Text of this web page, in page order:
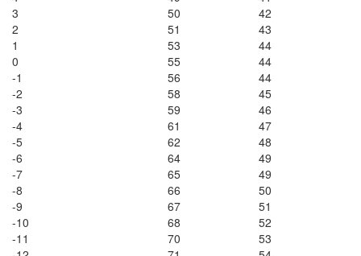
3
50
42
2
51
43
1
53
44
0
55
44
-1
56
44
-2
58
45
-3
59
46
-4
61
47
-5
62
48
-6
64
49
-7
65
49
-8
66
50
-9
67
51
-10
68
52
-11
70
53